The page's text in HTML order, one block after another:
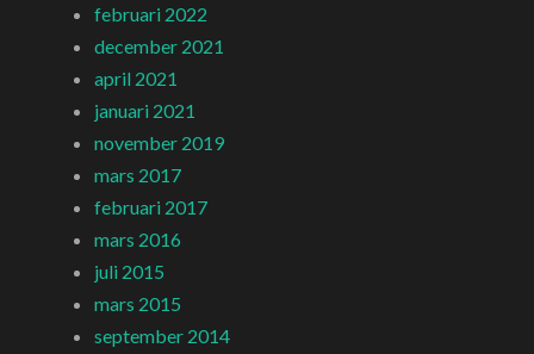
februari 2022
december 2021
april 2021
januari 2021
november 2019
mars 2017
februari 2017
mars 2016
juli 2015
mars 2015
september 2014